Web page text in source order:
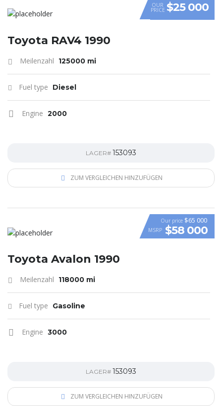
OUR
PRICE $25 000
Toyota RAV4 1990
Meilenzahl 125000 mi
Fuel type Diesel
Engine 2000
LAGER# 153093
ZUM VERGLEICHEN HINZUFÜGEN
VIDEO
Our price $65 000
MSRP $58 000
Toyota Avalon 1990
Meilenzahl 118000 mi
Fuel type Gasoline
Engine 3000
LAGER# 153093
ZUM VERGLEICHEN HINZUFÜGEN